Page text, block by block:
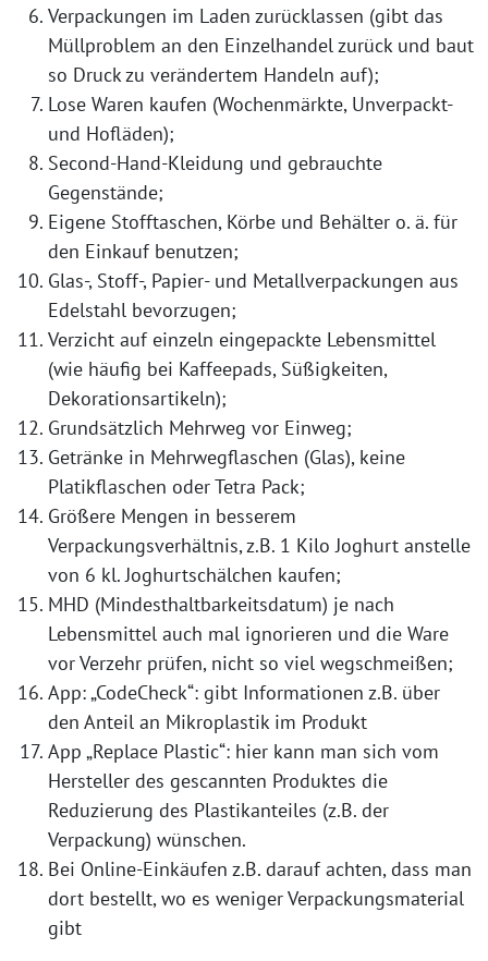
Verpackungen im Laden zurücklassen (gibt das
Müllproblem an den Einzelhandel zurück und baut
so Druck zu verändertem Handeln auf);
Lose Waren kaufen (Wochenmärkte, Unverpackt-
und Hofläden);
Second-Hand-Kleidung und gebrauchte
Gegenstände;
Eigene Stofftaschen, Körbe und Behälter o. ä. für
den Einkauf benutzen;
Glas-, Stoff-, Papier- und Metallverpackungen aus
Edelstahl bevorzugen;
Verzicht auf einzeln eingepackte Lebensmittel
(wie häufig bei Kaffeepads, Süßigkeiten,
Dekorationsartikeln);
Grundsätzlich Mehrweg vor Einweg;
Getränke in Mehrwegflaschen (Glas), keine
Platikflaschen oder Tetra Pack;
Größere Mengen in besserem
Verpackungsverhältnis, z.B. 1 Kilo Joghurt anstelle
von 6 kl. Joghurtschälchen kaufen;
MHD (Mindesthaltbarkeitsdatum) je nach
Lebensmittel auch mal ignorieren und die Ware
vor Verzehr prüfen, nicht so viel wegschmeißen;
App: „CodeCheck“: gibt Informationen z.B. über
den Anteil an Mikroplastik im Produkt
App „Replace Plastic“: hier kann man sich vom
Hersteller des gescannten Produktes die
Reduzierung des Plastikanteiles (z.B. der
Verpackung) wünschen.
Bei Online-Einkäufen z.B. darauf achten, dass man
dort bestellt, wo es weniger Verpackungsmaterial
gibt